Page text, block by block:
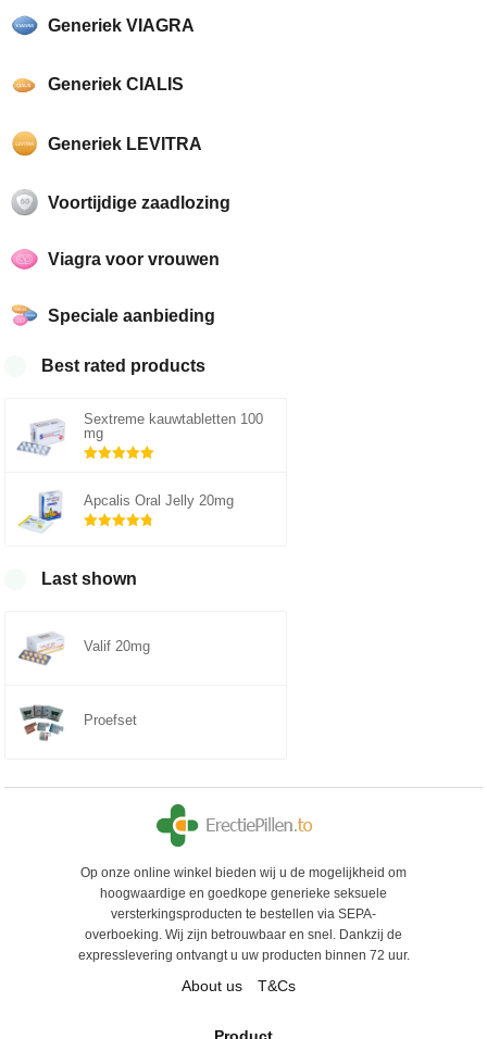
Generiek VIAGRA
Generiek CIALIS
Generiek LEVITRA
Voortijdige zaadlozing
Viagra voor vrouwen
Speciale aanbieding
Best rated products
Sextreme kauwtabletten 100
mg
Apcalis Oral Jelly 20mg
Last shown
Valif 20mg
Proefset
Op onze online winkel bieden wij u de mogelijkheid om
hoogwaardige en goedkope generieke seksuele
versterkingsproducten te bestellen via SEPA-
overboeking. Wij zijn betrouwbaar en snel. Dankzij de
expresslevering ontvangt u uw producten binnen 72 uur.
About us T&Cs